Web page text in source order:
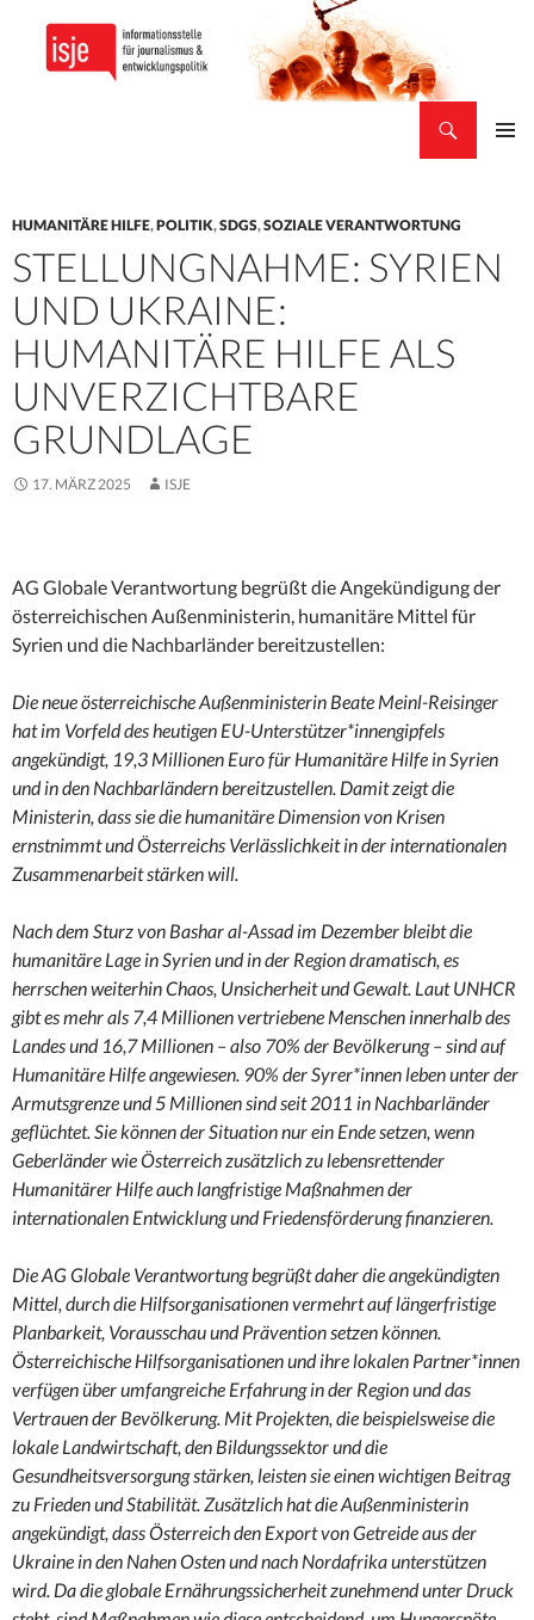
HUMANITÄRE HILFE,POLITIK,SDGS,SOZIALE VERANTWORTUNG
STELLUNGNAHME: SYRIEN
UND UKRAINE:
HUMANITÄRE HILFE ALS
UNVERZICHTBARE
GRUNDLAGE
17. MÄRZ 2025 ISJE
AG Globale Verantwortung begrüßt die Angekündigung der
österreichischen Außenministerin, humanitäre Mittel für
Syrien und die Nachbarländer bereitzustellen:
Die neue österreichische Außenministerin Beate Meinl-Reisinger
hat im Vorfeld des heutigen EU-Unterstützer*innengipfels
angekündigt, 19,3 Millionen Euro für Humanitäre Hilfe in Syrien
und in den Nachbarländern bereitzustellen. Damit zeigt die
Ministerin, dass sie die humanitäre Dimension von Krisen
ernstnimmt und Österreichs Verlässlichkeit in der internationalen
Zusammenarbeit stärken will.
Nach dem Sturz von Bashar al-Assad im Dezember bleibt die
humanitäre Lage in Syrien und in der Region dramatisch, es
herrschen weiterhin Chaos, Unsicherheit und Gewalt. Laut UNHCR
gibt es mehr als 7,4 Millionen vertriebene Menschen innerhalb des
Landes und 16,7 Millionen – also 70% der Bevölkerung – sind auf
Humanitäre Hilfe angewiesen. 90% der Syrer*innen leben unter der
Armutsgrenze und 5 Millionen sind seit 2011 in Nachbarländer
geflüchtet. Sie können der Situation nur ein Ende setzen, wenn
Geberländer wie Österreich zusätzlich zu lebensrettender
Humanitärer Hilfe auch langfristige Maßnahmen der
internationalen Entwicklung und Friedensförderung finanzieren.
Die AG Globale Verantwortung begrüßt daher die angekündigten
Mittel, durch die Hilfsorganisationen vermehrt auf längerfristige
Planbarkeit, Vorausschau und Prävention setzen können.
Österreichische Hilfsorganisationen und ihre lokalen Partner*innen
verfügen über umfangreiche Erfahrung in der Region und das
Vertrauen der Bevölkerung. Mit Projekten, die beispielsweise die
lokale Landwirtschaft, den Bildungssektor und die
Gesundheitsversorgung stärken, leisten sie einen wichtigen Beitrag
zu Frieden und Stabilität. Zusätzlich hat die Außenministerin
angekündigt, dass Österreich den Export von Getreide aus der
Ukraine in den Nahen Osten und nach Nordafrika unterstützen
wird. Da die globale Ernährungssicherheit zunehmend unter Druck